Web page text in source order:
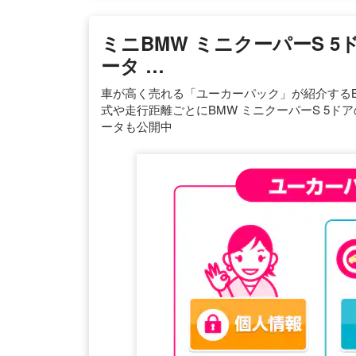
ミニBMW ミニクーパーS 5
ータ …
車が高く売れる「ユーカーパック」が紹介す
式や走行距離ごとにBMW ミニクーパーS 5ド
ータも公開中